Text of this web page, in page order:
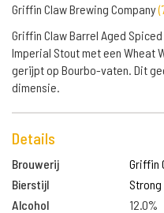
Griffin Claw Brewing Company(
Griffin Claw Barrel Aged
Imperial Stout met een Wheat
gerijpt op Bourbo-vaten. Dit
dimensie.
Details
Brouwerij
Griffin
Bierstijl
Strong
Alcohol
12.0%